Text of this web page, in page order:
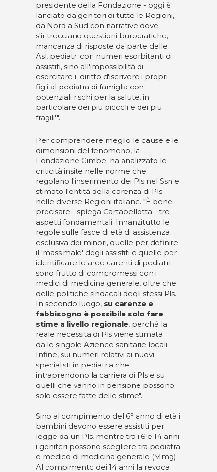
presidente della Fondazione - oggi è
lanciato da genitori di tutte le Regioni,
da Nord a Sud con narrative dove
s'intrecciano questioni burocratiche,
mancanza di risposte da parte delle
Asl, pediatri con numeri esorbitanti di
assistiti, sino all'impossibilità di
esercitare il diritto d'iscrivere i propri
figli al pediatra di famiglia con
potenziali rischi per la salute, in
particolare dei più piccoli e dei più
fragili'".
Per comprendere meglio le cause e le
dimensioni del fenomeno, la
Fondazione Gimbe ha analizzato le
criticità insite nelle norme che
regolano l'inserimento dei Pls nel Ssn e
stimato l'entità della carenza di Pls
nelle diverse Regioni italiane. "È bene
precisare - spiega Cartabellotta - tre
aspetti fondamentali. Innanzitutto le
regole sulle fasce di età di assistenza
esclusiva dei minori, quelle per definire
il 'massimale' degli assistiti e quelle per
identificare le aree carenti di pediatri
sono frutto di compromessi con i
medici di medicina generale, oltre che
delle politiche sindacali degli stessi Pls.
In secondo luogo, su carenze e
fabbisogno è possibile solo fare
stime a livello regionale, perché la
reale necessità di Pls viene stimata
dalle singole Aziende sanitarie locali.
Infine, sui numeri relativi ai nuovi
specialisti in pediatria che
intraprendono la carriera di Pls e su
quelli che vanno in pensione possono
solo essere fatte delle stime".
Sino al compimento del 6° anno di età i
bambini devono essere assistiti per
legge da un Pls, mentre tra i 6 e 14 anni
i genitori possono scegliere tra pediatra
e medico di medicina generale (Mmg).
Al compimento dei 14 anni la revoca